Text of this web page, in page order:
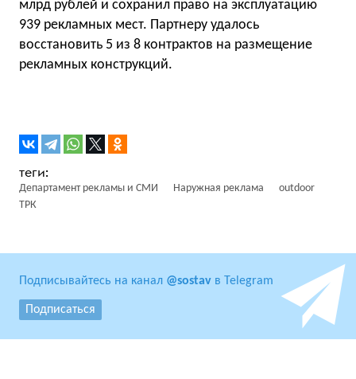
млрд рублей и сохранил право на эксплуатацию
939 рекламных мест. Партнеру удалось
восстановить 5 из 8 контрактов на размещение
рекламных конструкций.
Департамент рекламы и СМИ Наружная реклама
outdoor
ТРК
Подписывайтесь на канал @sostav в Telegram
Подписаться